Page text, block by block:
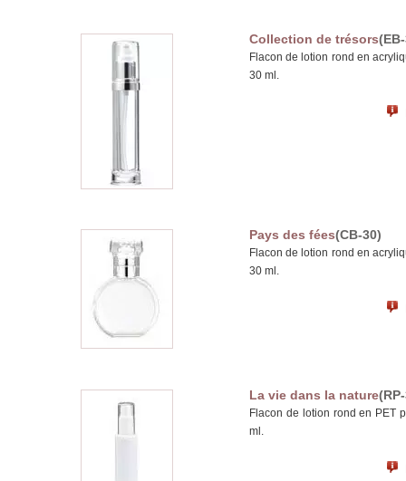
Collection de trésors
Flacon de lotion rond en
30 ml.
Pays des fées(CB-30)
Flacon de lotion rond en
30 ml.
La vie dans la nature
Flacon de lotion rond en PET
ml.